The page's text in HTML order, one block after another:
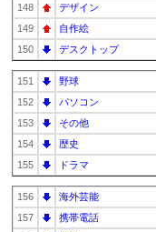
148
デザイン
149
自作絵
150
デスクトップ
151 野球
152
パソコン
153
その他
154
歴史
155
ドラマ
156 海外芸能
157
携帯電話